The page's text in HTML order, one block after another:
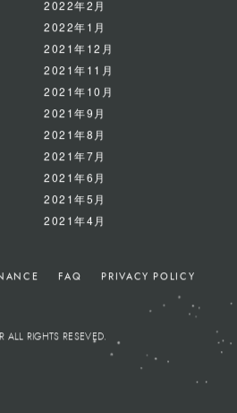
2022年2月
2022年1月
2021年12月
2021年11月
2021年10月
2021年9月
2021年8月
2021年7月
2021年6月
2021年5月
PRIVACY POLICY